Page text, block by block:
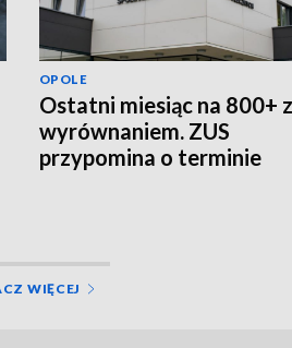
OPOLE
Ostatni miesiąc na 800+ z
wyrównaniem. ZUS
przypomina o terminie
WIĘCEJ